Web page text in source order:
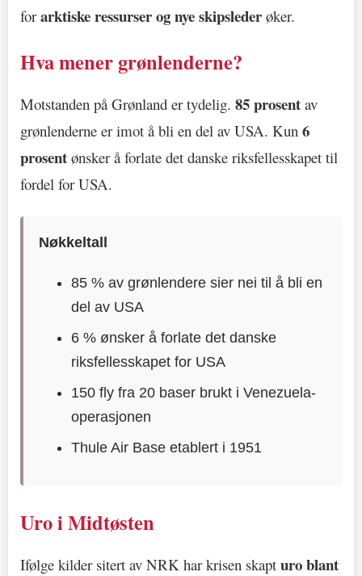
forarktiske ressurser og nye skipsleder øker.
Hva mener grønlenderne?
Motstanden på Grønland er tydelig. 85 prosent av
grønlenderne er imot å bli en del av USA. Kun 6
prosent ønsker å forlate det danske riksfellesskapet til
fordel for USA.
Nøkkeltall
85 % av grønlendere sier nei til å bli en
del av USA
6 % ønsker å forlate det danske
riksfellesskapet for USA
150 fly fra 20 baser brukt i Venezuela-
operasjonen
Thule Air Base etablert i 1951
Uro i Midtøsten
Ifølge kilder sitert av NRK har krisen skapt uro blant